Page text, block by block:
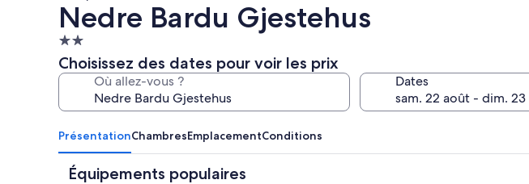
Nedre Bardu Gjestehus
Hébergement
2.0 étoiles
Choisissez des dates pour voir les prix
Où allez-vous ? Dates
PrésentationChambresEmplacementConditions
Équipements populaires